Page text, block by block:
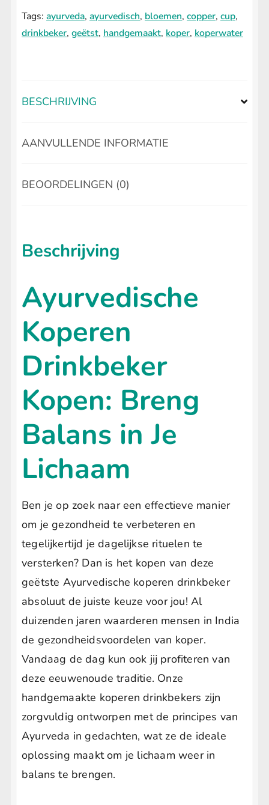
Bloempatroon
Tags: ayurveda, ayurvedisch, bloemen, copper, cup,
drinkbeker, geëtst, handgemaakt, koper, koperwater
BESCHRIJVING
AANVULLENDE INFORMATIE
BEOORDELINGEN (0)
Beschrijving
Ayurvedische
Koperen
Drinkbeker
Kopen: Breng
Balans in Je
Lichaam
Ben je op zoek naar een effectieve manier
om je gezondheid te verbeteren en
tegelijkertijd je dagelijkse rituelen te
versterken? Dan is het kopen van deze
geëtste Ayurvedische koperen drinkbeker
absoluut de juiste keuze voor jou! Al
duizenden jaren waarderen mensen in India
de gezondheidsvoordelen van koper.
Vandaag de dag kun ook jij profiteren van
deze eeuwenoude traditie. Onze
handgemaakte koperen drinkbekers zijn
zorgvuldig ontworpen met de principes van
Ayurveda in gedachten, wat ze de ideale
oplossing maakt om je lichaam weer in
balans te brengen.